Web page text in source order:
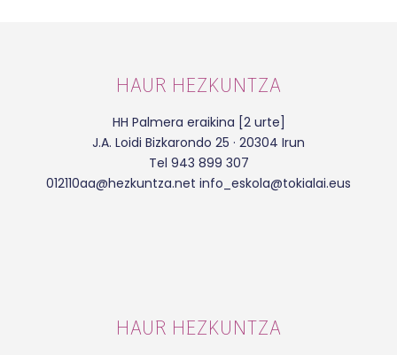
HAUR HEZKUNTZA
HH Palmera eraikina [2 urte]
J.A. Loidi Bizkarondo 25 · 20304 Irun
Tel 943 899 307
012110aa@hezkuntza.net info_eskola@tokialai.eus
HAUR HEZKUNTZA